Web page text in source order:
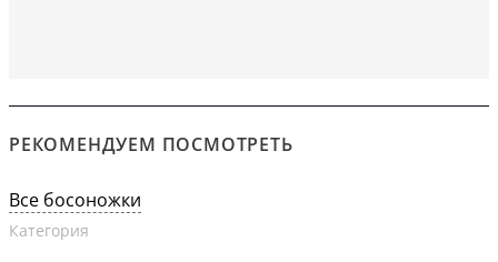
РЕКОМЕНДУЕМ ПОСМОТРЕТЬ
Все босоножки
Категория